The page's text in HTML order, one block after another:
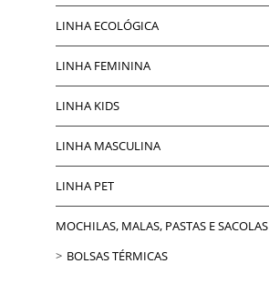
LINHA ECOLÓGICA
LINHA FEMININA
LINHA KIDS
LINHA MASCULINA
LINHA PET
MOCHILAS, MALAS, PASTAS E SACOLAS
BOLSAS TÉRMICAS